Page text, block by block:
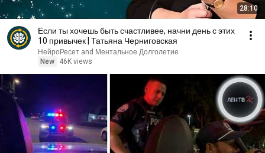
28:10
Если ты хочешь быть счастливее, начни день с этих
10 привычек | Татьяна Черниговская
НейроРесет and Ментальное Долголетие
New
46K views